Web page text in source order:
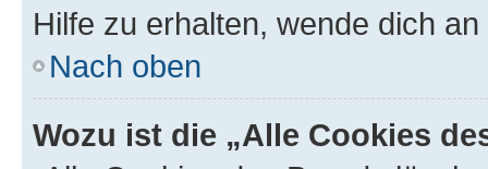
Hilfe zu erhalten, wende dich
Nach oben
Wozu ist die „Alle Cookies